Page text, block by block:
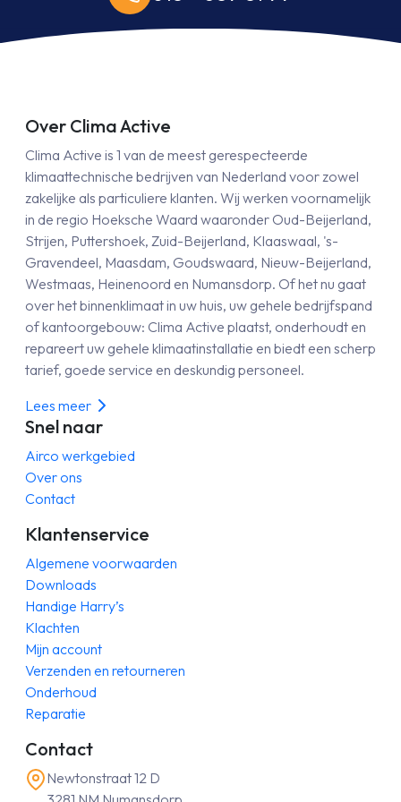
Over Clima Active
Clima Active is 1 van de meest gerespecteerde
klimaattechnische bedrijven van Nederland voor zowel
zakelijke als particuliere klanten. Wij werken voornamelijk
in de regio Hoeksche Waard waaronder Oud-Beijerland,
Strijen, Puttershoek, Zuid-Beijerland, Klaaswaal, 's-
Gravendeel, Maasdam, Goudswaard, Nieuw-Beijerland,
Westmaas, Heinenoord en Numansdorp. Of het nu gaat
over het binnenklimaat in uw huis, uw gehele bedrijfspand
of kantoorgebouw: Clima Active plaatst, onderhoudt en
repareert uw gehele klimaatinstallatie en biedt een scherp
tarief, goede service en deskundig personeel.
Lees meer
Snel naar
Airco werkgebied
Over ons
Contact
Klantenservice
Algemene voorwaarden
Downloads
Handige Harry’s
Klachten
Mijn account
Verzenden en retourneren
Onderhoud
Reparatie
Contact
Newtonstraat 12 D